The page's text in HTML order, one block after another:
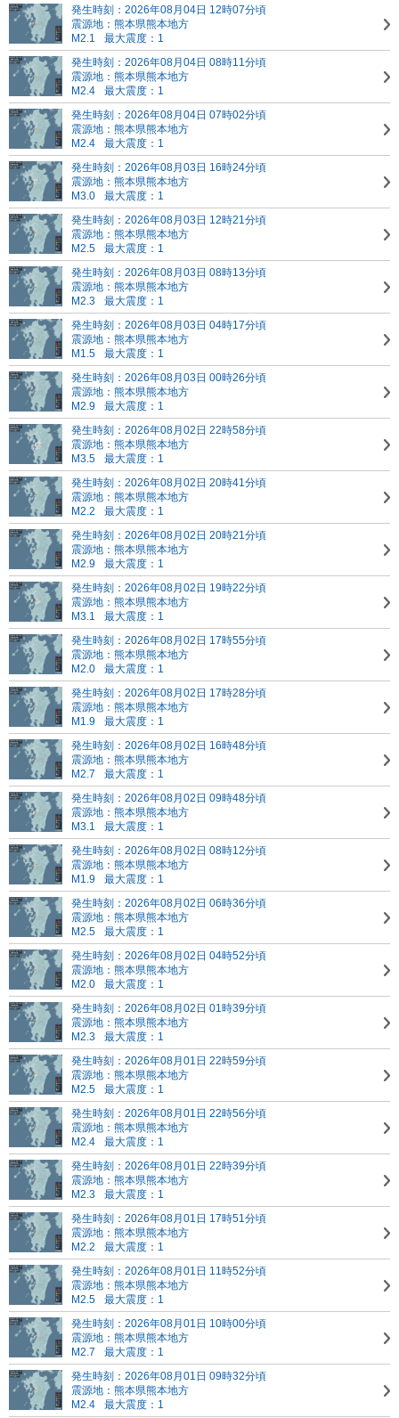
発生時刻：2026年08月04日 12時07分頃
震源地：熊本県熊本地方
M2.1
最大震度：1
発生時刻：2026年08月04日 08時11分頃
震源地：熊本県熊本地方
M2.4
最大震度：1
発生時刻：2026年08月04日 07時02分頃
震源地：熊本県熊本地方
M2.4
最大震度：1
発生時刻：2026年08月03日 16時24分頃
震源地：熊本県熊本地方
M3.0
最大震度：1
発生時刻：2026年08月03日 12時21分頃
震源地：熊本県熊本地方
M2.5
最大震度：1
発生時刻：2026年08月03日 08時13分頃
震源地：熊本県熊本地方
M2.3
最大震度：1
発生時刻：2026年08月03日 04時17分頃
震源地：熊本県熊本地方
M1.5
最大震度：1
発生時刻：2026年08月03日 00時26分頃
震源地：熊本県熊本地方
M2.9
最大震度：1
発生時刻：2026年08月02日 22時58分頃
震源地：熊本県熊本地方
M3.5
最大震度：1
発生時刻：2026年08月02日 20時41分頃
震源地：熊本県熊本地方
M2.2
最大震度：1
発生時刻：2026年08月02日 20時21分頃
震源地：熊本県熊本地方
M2.9
最大震度：1
発生時刻：2026年08月02日 19時22分頃
震源地：熊本県熊本地方
M3.1
最大震度：1
発生時刻：2026年08月02日 17時55分頃
震源地：熊本県熊本地方
M2.0
最大震度：1
発生時刻：2026年08月02日 17時28分頃
震源地：熊本県熊本地方
M1.9
最大震度：1
発生時刻：2026年08月02日 16時48分頃
震源地：熊本県熊本地方
M2.7
最大震度：1
発生時刻：2026年08月02日 09時48分頃
震源地：熊本県熊本地方
M3.1
最大震度：1
発生時刻：2026年08月02日 08時12分頃
震源地：熊本県熊本地方
M1.9
最大震度：1
発生時刻：2026年08月02日 06時36分頃
震源地：熊本県熊本地方
M2.5
最大震度：1
発生時刻：2026年08月02日 04時52分頃
震源地：熊本県熊本地方
M2.0
最大震度：1
発生時刻：2026年08月02日 01時39分頃
震源地：熊本県熊本地方
M2.3
最大震度：1
発生時刻：2026年08月01日 22時59分頃
震源地：熊本県熊本地方
M2.5
最大震度：1
発生時刻：2026年08月01日 22時56分頃
震源地：熊本県熊本地方
M2.4
最大震度：1
発生時刻：2026年08月01日 22時39分頃
震源地：熊本県熊本地方
M2.3
最大震度：1
発生時刻：2026年08月01日 17時51分頃
震源地：熊本県熊本地方
M2.2
最大震度：1
発生時刻：2026年08月01日 11時52分頃
震源地：熊本県熊本地方
M2.5
最大震度：1
発生時刻：2026年08月01日 10時00分頃
震源地：熊本県熊本地方
M2.7
最大震度：1
発生時刻：2026年08月01日 09時32分頃
震源地：熊本県熊本地方
M2.4
最大震度：1